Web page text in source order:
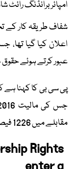
امپائر برانڈنگ رائٹ
شفاف طریقہ کار کے
اعلان کیا گیا تھا،
عبور کرتے ہوئے
پی سی بی کا کہنا ہے
مقابلے میں 1226 فیصد زیادہ ہے۔
Rights